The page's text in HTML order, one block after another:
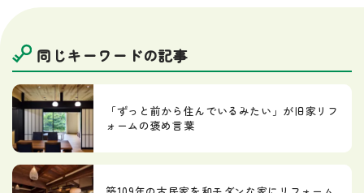
同じキーワードの記事
「ずっと前から住んでいるみたい」が旧家リフ
ォームの褒め言葉